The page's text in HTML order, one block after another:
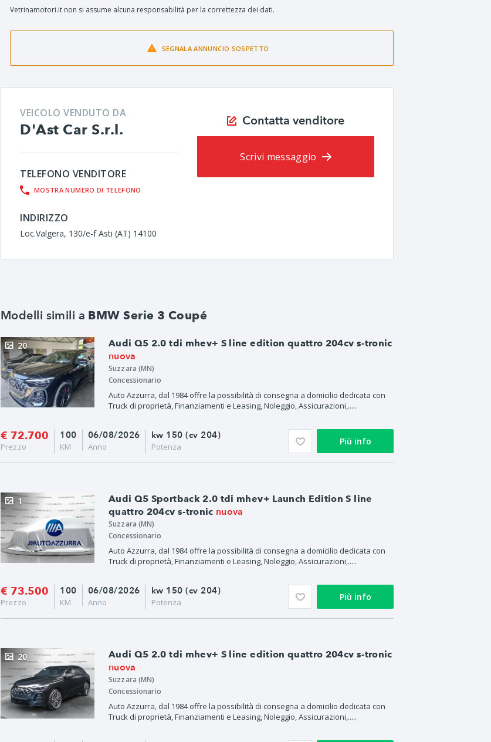
Vetrinamotori.it non si assume alcuna responsabilità per la correttezza dei dati.
SEGNALA ANNUNCIO SOSPETTO
VEICOLO VENDUTO DA
D'Ast Car S.r.l.
TELEFONO VENDITORE
MOSTRA NUMERO DI TELEFONO
INDIRIZZO
Loc.Valgera, 130/e-f Asti (AT) 14100
Contatta venditore
Scrivi messaggio
Modelli simili a BMW Serie 3 Coupé
Audi Q5 2.0 tdi mhev+ S line edition quattro 204cv s-tronic
nuova
20
Suzzara (MN)
Concessionario
Auto Azzurra, dal 1984 offre la possibilità di consegna a domicilio dedicata con
Truck di proprietà, Finanziamenti e Leasing, Noleggio, Assicurazioni,.....
€ 72.700
Prezzo
06/08/2026
Anno
100
KM
kw 150 (cv 204)
Potenza Più info
Audi Q5 Sportback 2.0 tdi mhev+ Launch Edition S line
quattro 204cv s-tronic nuova
1
Suzzara (MN)
Concessionario
Auto Azzurra, dal 1984 offre la possibilità di consegna a domicilio dedicata con
Truck di proprietà, Finanziamenti e Leasing, Noleggio, Assicurazioni,.....
€ 73.500
Prezzo
06/08/2026
Anno
100
KM
kw 150 (cv 204)
Potenza Più info
Audi Q5 2.0 tdi mhev+ S line edition quattro 204cv s-tronic
nuova
20
Suzzara (MN)
Concessionario
Auto Azzurra, dal 1984 offre la possibilità di consegna a domicilio dedicata con
Truck di proprietà, Finanziamenti e Leasing, Noleggio, Assicurazioni,.....